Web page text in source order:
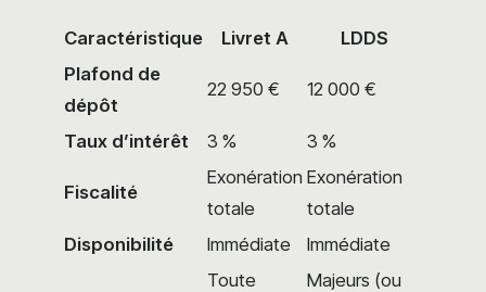
Caractéristique Livret A
LDDS
Plafond de
dépôt
22 950 € 12 000 €
Taux d’intérêt 3 % 3 %
Fiscalité
Exonération
totale
Exonération
totale
Disponibilité
Immédiate Immédiate
Toute
Majeurs (ou